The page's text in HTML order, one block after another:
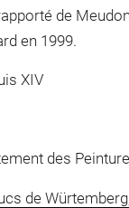
de
en 1999.
XIV
des
de